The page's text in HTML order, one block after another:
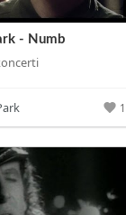
- Numb